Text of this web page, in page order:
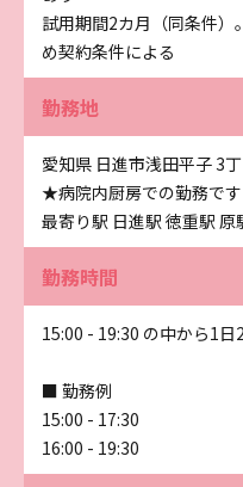
試用期間2カ月（同条件
め契約条件による
勤務地
愛知県 日進市浅田平子 3
★病院内厨房での勤務です
最寄り駅 日進駅 徳重駅 原
勤務時間
15:00 - 19:30 の中から1日
■ 勤務例
15:00 - 17:30
16:00 - 19:30